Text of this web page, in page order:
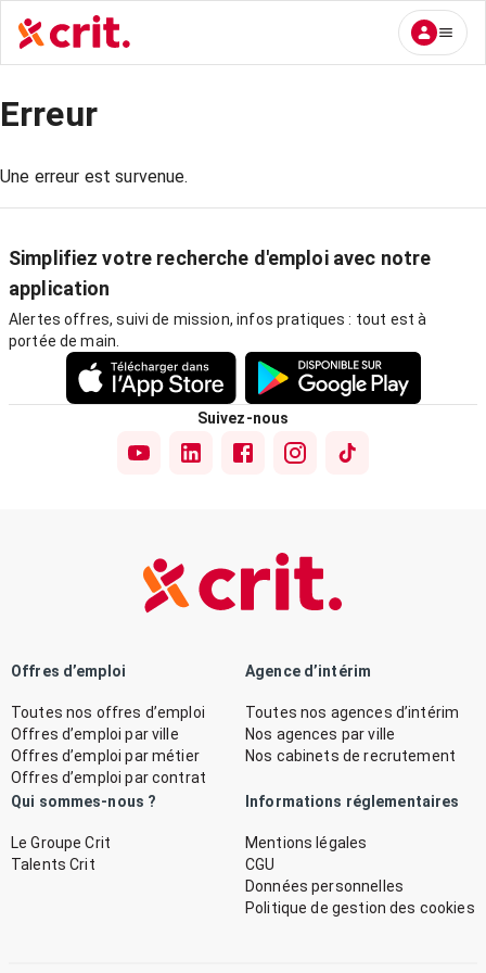
Erreur
Une erreur est survenue.
Simplifiez votre recherche d'emploi avec notre
application
Alertes offres, suivi de mission, infos pratiques : tout est à
portée de main.
Suivez-nous
Offres d’emploi
Toutes nos offres d’emploi
Offres d’emploi par ville
Offres d’emploi par métier
Offres d’emploi par contrat
Agence d’intérim
Toutes nos agences d’intérim
Nos agences par ville
Nos cabinets de recrutement
Qui sommes-nous ?
Le Groupe Crit
Talents Crit
Informations réglementaires
Mentions légales
CGU
Données personnelles
Politique de gestion des cookies